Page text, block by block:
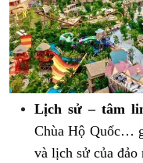
Lịch sử – tâm
Chùa Hộ Quốc…
và lịch sử của đảo